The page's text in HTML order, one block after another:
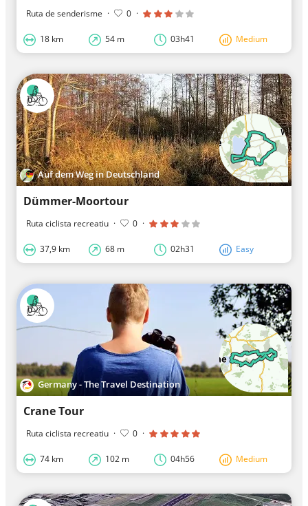
Ruta de senderisme · 0 ·
18 km 54 m 03h41 Medium
Auf dem Weg in Deutschland
Dümmer-Moortour
Ruta ciclista recreatiu · 0 ·
37,9 km 68 m 02h31 Easy
Germany - The Travel Destination
Crane Tour
Ruta ciclista recreatiu · 0 ·
74 km 102 m 04h56 Medium